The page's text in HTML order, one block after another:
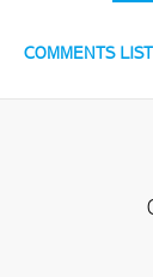
COMMENTS LIST